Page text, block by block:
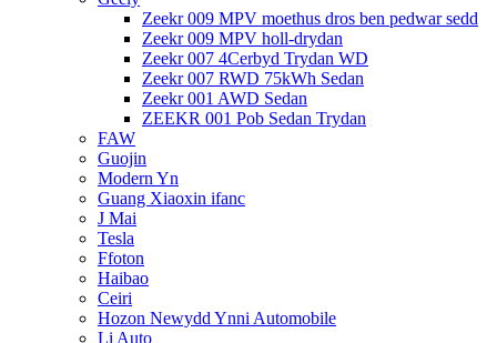
Zeekr 009 MPV moethus dros ben pedwar sedd
Zeekr 009 MPV holl-drydan
Zeekr 007 4Cerbyd Trydan WD
Zeekr 007 RWD 75kWh Sedan
Zeekr 001 AWD Sedan
ZEEKR 001 Pob Sedan Trydan
FAW
Guojin
Modern Yn
Guang Xiaoxin ifanc
J Mai
Tesla
Ffoton
Haibao
Ceiri
Hozon Newydd Ynni Automobile
Li Auto